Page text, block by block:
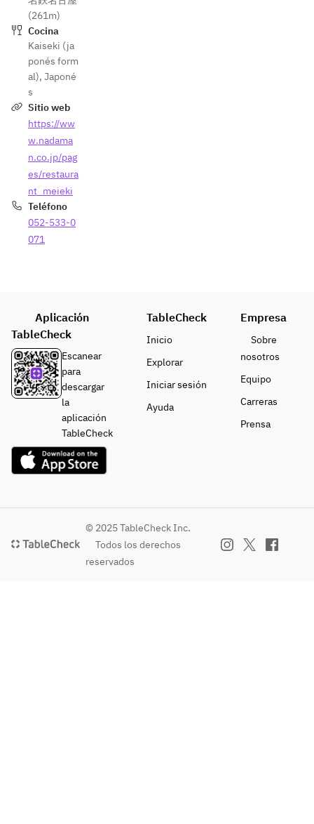
(261m)
Cocina
Kaiseki (ja
ponés form
al), Japoné
s
Sitio web
https://ww
w.nadama
n.co.jp/pag
es/restaura
nt_meieki
Teléfono
052-533-0
071
Aplicación
TableCheck
Escanear
para
descargar
la
aplicación
TableCheck
TableCheck
Inicio
Explorar
Iniciar sesión
Ayuda
Empresa
Sobre
nosotros
Equipo
Carreras
Prensa
© 2025 TableCheck Inc.
Todos los derechos
reservados